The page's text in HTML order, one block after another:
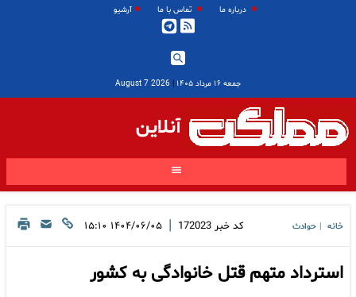
درباره ما تماس با ما آرشیو
جمعه ۱۶ مرداد ۱۴۰۵ |
2026 August 7
آنلاین
خانه حوادث کد خبر 172023
| ۱۴۰۴/۰۶/۰۵ ۱۵:۱۰
استرداد متهم قتل خانوادگی به کشور